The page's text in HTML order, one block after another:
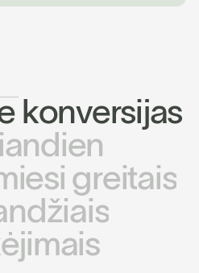
konversijas
andien
iesi greitais
ndžiais
ėjimais